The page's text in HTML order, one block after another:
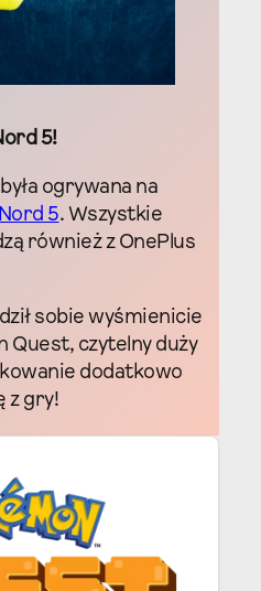
5!
ogrywana na
5. Wszystkie
również z OnePlus
sobie wyśmienicie
Quest, czytelny duży
dodatkowo
z gry!